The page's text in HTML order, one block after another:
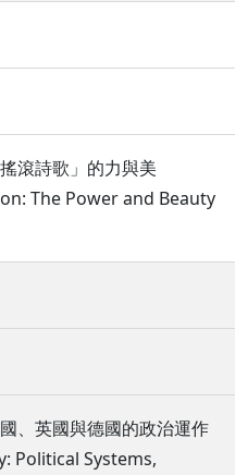
滾詩歌」的力與美
The Power and Beauty
、英國與德國的政治運作
Political Systems,